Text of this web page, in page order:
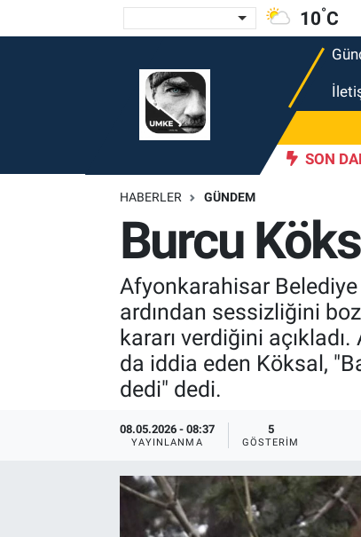
10°C
SON
17:30
HABERLER GÜNDEM
Burcu
Afyonkarahisar
ardından sessizliğini
kararı verdiğini
da iddia eden Köksal,
dedi" dedi.
08.05.2026 - 08:37
YAYINLANMA
5
GÖSTERIM
Tüm Haberler
Nöbetçi Eczaneler
Trafik Durumu
Süper Lig Puan Durumu ve Fikstür
Tüm Manşetler
Son Dakika Haberleri
Haber Arşivi